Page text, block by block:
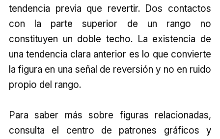
tendencia previa que revertir. Dos contactos
con la parte superior de un rango no
constituyen un doble techo. La existencia de
una tendencia clara anterior es lo que convierte
la figura en una señal de reversión y no en ruido
propio del rango.
Para saber más sobre figuras relacionadas,
consulta el centro de patrones gráficos y